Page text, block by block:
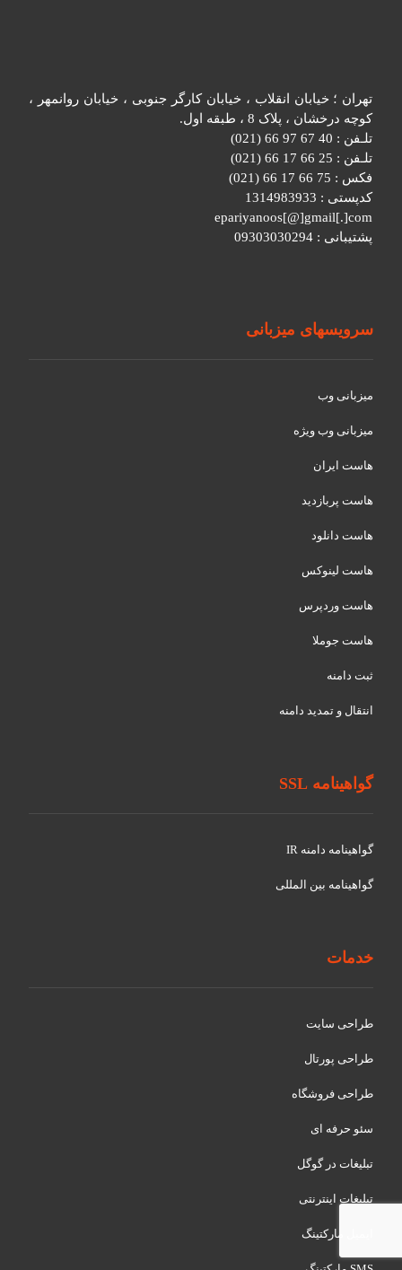
تهران ؛ خیابان انقلاب ، خیابان کارگر جنوبی ، خیابان روانمهر ،
کوچه درخشان ، پلاک 8 ، طبقه اول.
تلـفن : 40 67 97 66 (021)
تلـفن : 25 66 17 66 (021)
فکس : 75 66 17 66 (021)
کدپستی : 1314983933
epariyanoos[@]gmail[.]com
پشتیبانی : 09303030294
سرویسهای میزبانی
میزبانی وب
میزبانی وب ویژه
هاست ایران
هاست پربازدید
هاست دانلود
هاست لینوکس
هاست وردپرس
هاست جوملا
ثبت دامنه
انتقال و تمدید دامنه
گواهینامه SSL
گواهينامه دامنه IR
گواهينامه بین المللی
خدمات
طراحی سایت
طراحی پورتال
طراحی فروشگاه
سئو حرفه ای
تبلیغات در گوگل
تبلیغات اینترنتی
ایمیل مارکتینگ